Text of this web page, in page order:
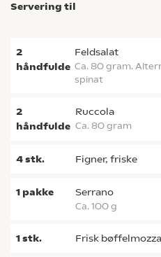
Servering til
2
håndfulde
feldsalat
ca. 80 gram. Alternativt kan der anvendes
spinat
2
håndfulde
ruccola
ca. 80 gram
4stk. figner, friske
1 pakke serrano
ca. 100 g
1stk. frisk